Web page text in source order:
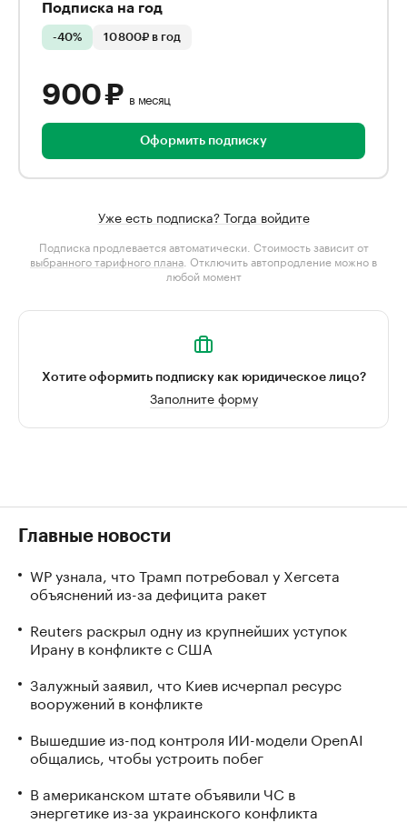
Подписка на год
-40% 10 800₽ в год
900 ₽ в месяц
Оформить подписку
Уже есть подписка? Тогда войдите
Подписка продлевается автоматически. Стоимость зависит от
выбранного тарифного плана . Отключить автопродление можно в
любой момент
Хотите оформить подписку как юридическое лицо?
Заполните форму
Главные новости
WP узнала, что Трамп потребовал у Хегсета
объяснений из-за дефицита ракет
Reuters раскрыл одну из крупнейших уступок
Ирану в конфликте с США
Залужный заявил, что Киев исчерпал ресурс
вооружений в конфликте
Вышедшие из-под контроля ИИ-модели OpenAI
общались, чтобы устроить побег
В американском штате объявили ЧС в
энергетике из-за украинского конфликта